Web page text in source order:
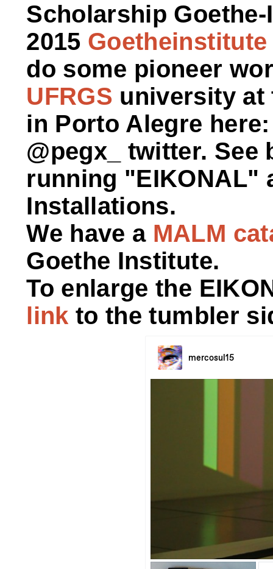
Scholarship
2015
do some pioneer
UFRGS university at
in Porto Alegre
@pegx_ twitter.
running "EIKONAL"
Installations.
We have a MALM
Goethe Institute.
To enlarge the
linkto the tumbler